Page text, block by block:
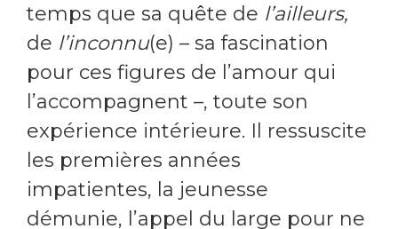
temps que sa quête de l’ailleurs,
de l’inconnu(e) – sa fascination
pour ces figures de l’amour qui
l’accompagnent –, toute son
expérience intérieure. Il ressuscite
les premières années
impatientes, la jeunesse
démunie, l’appel du large pour ne